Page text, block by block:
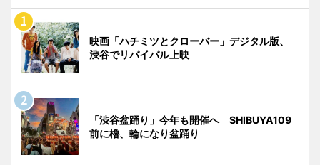
映画「ハチミツとクローバー」デジタル版、
渋谷でリバイバル上映
「渋谷盆踊り」今年も開催へ SHIBUYA109
前に櫓、輪になり盆踊り